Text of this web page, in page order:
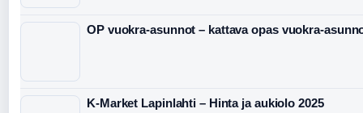
OP vuokra-asunnot – kattava opas vuokra-
K-Market Lapinlahti – Hinta ja aukiolo 2025